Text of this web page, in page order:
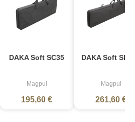
DAKA Soft SC35
Magpul
195,60 €
DAKA Soft
Magpul
261,60 €